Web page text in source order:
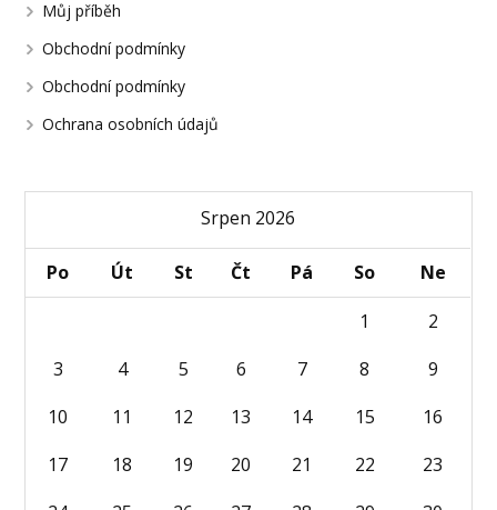
Můj příběh
Obchodní podmínky
Obchodní podmínky
Ochrana osobních údajů
Srpen 2026
Po Út St Čt Pá So
Ne
1
2
3
4 5 6 7 8
9
10
11 12 13 14 15
16
17
18 19 20 21 22
23